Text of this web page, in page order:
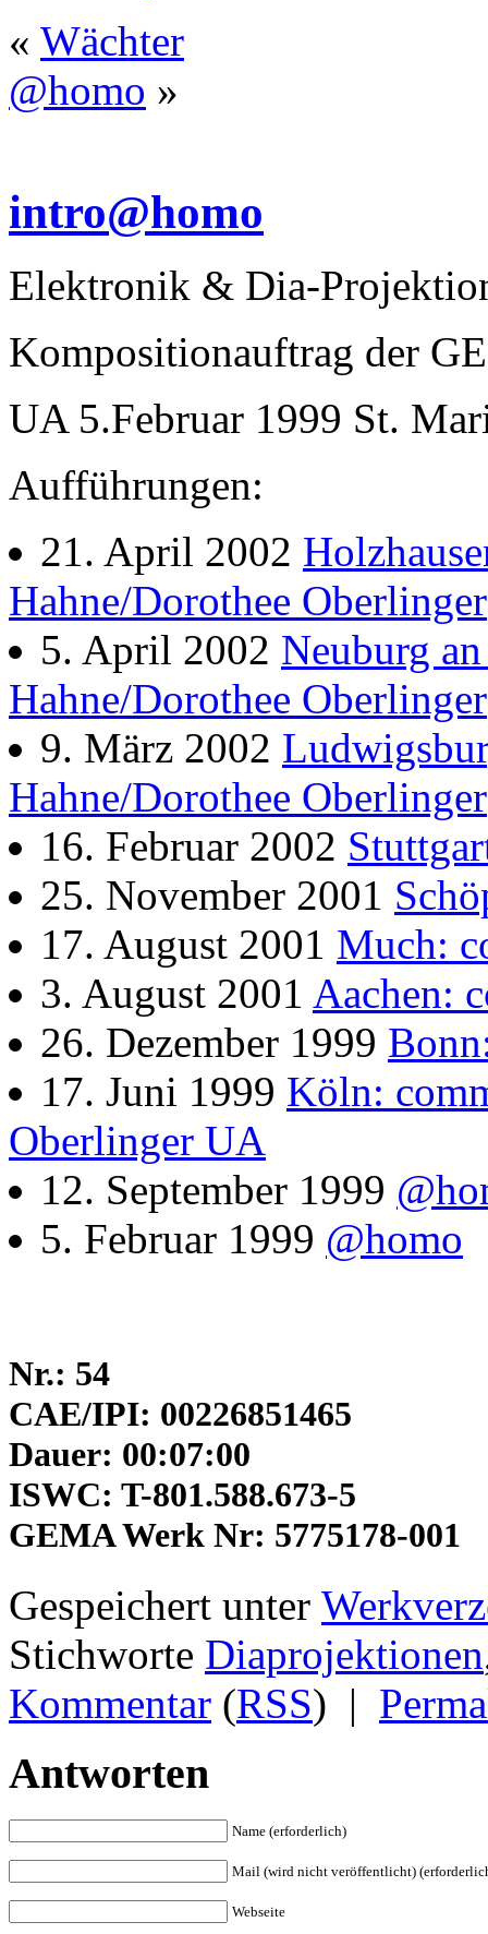
« Wächter
@homo »
intro@homo
Elektronik & Dia-
Kompositionauftrag der
UA 5.Februar 1999 St.
Aufführungen:
21. April 2002
Hahne/Dorothee Oberlinger
5. April 2002 Neuburg
Hahne/Dorothee Oberlinger
9. März 2002
Hahne/Dorothee Oberlinger
16. Februar 2002
25. November 2001
17. August 2001 Much:
3. August 2001 Aachen:
26. Dezember 1999
17. Juni 1999 Köln:
Oberlinger UA
12. September 1999
5. Februar 1999 @homo
Nr.: 54
CAE/IPI: 00226851465
Dauer: 00:07:00
ISWC: T-801.588.673-5
GEMA Werk Nr: 5775178-001
Gespeichert unter
Stichworte Diaprojektionen
Kommentar (RSS) |
Antworten
Name (erforderlich)
Mail (wird nicht veröffentlicht)
Webseite